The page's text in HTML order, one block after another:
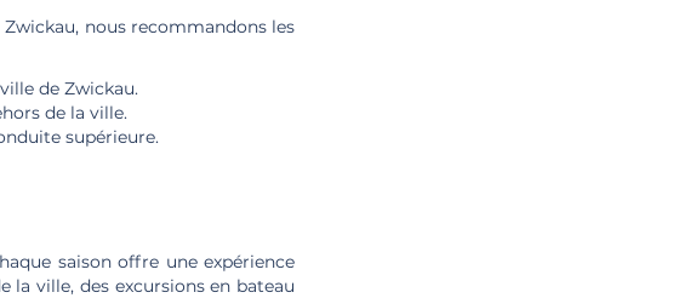
nous recommandons les
de Zwickau.
de la ville.
supérieure.
saison offre une expérience
la ville, des excursions en bateau